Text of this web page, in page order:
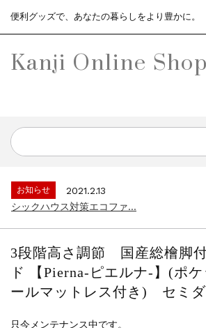
便利グッズで、あなたの暮らしをより豊かに。
Kanji Online Shop
シックハウス対策エコファ...
お知らせ
2021.4.13
お知らせ
2021.2.13
シックハウス対策エコファ...
お知らせ
2021.2.13
シックハウス対策エコファ...
3段階高さ調節 国産総檜脚
ド 【Pierna-ピエルナ-】(ポ
ールマットレス付き) セミ
只今メンテナンス中です。